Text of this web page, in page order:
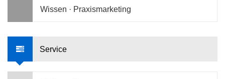
Wissen · Praxismarketing
Service